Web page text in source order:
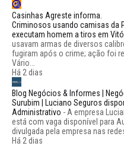
Casinhas Agreste informa.
Criminosos usando camisas da
executam homem a tiros em
usavam armas de diversos
fugiram após o crime; ação foi
Vário...
Há 2 dias
Blog Negócios & Informes |
Surubim | Luciano Seguros
Administrativo - A empresa
está com vaga disponível para
divulgada pela empresa nas redes
Há 2 dias